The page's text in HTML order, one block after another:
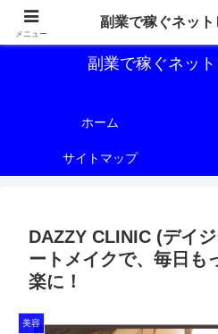
副業で稼ぐためのネットビジネ
副業で稼ぐネッ
ホーム
サイトマップ
DAZZY CLINIC (デイ
ートメイクで、毎日も
楽に！
美容
メニュー
副業で稼ぐネッ